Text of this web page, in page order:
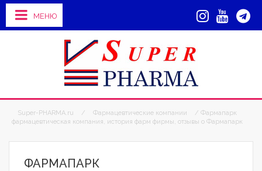
МЕНЮ
Super-PHARMA.ru / Фармацевтические компании
/ Фармапарк
фармацевтическая компания, история фарм фирмы, отзывы о Фармапарк
ФАРМАПАРК